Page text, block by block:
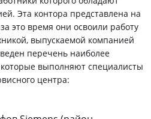
Эта контора представлена на
это время они освоили работу
выпускаемой компанией
перечень наиболее
выполняют специалисты
центра: